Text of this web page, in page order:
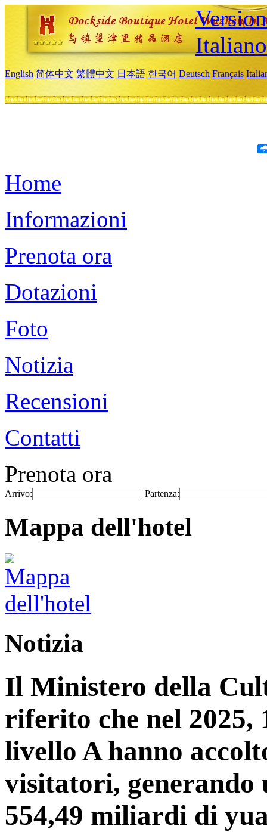
Italiano
English 简体中文 繁體中文 日本語 한국어 Deutsch Français
Home
Informazioni
Prenota ora
Dotazioni
Foto
Notizia
Recensioni
Contatti
Prenota ora
Arrivo: Partenza:
Mappa dell'hotel
Notizia
Il Ministero della
riferito che nel
livello A hanno
visitatori,
554,49 miliardi di